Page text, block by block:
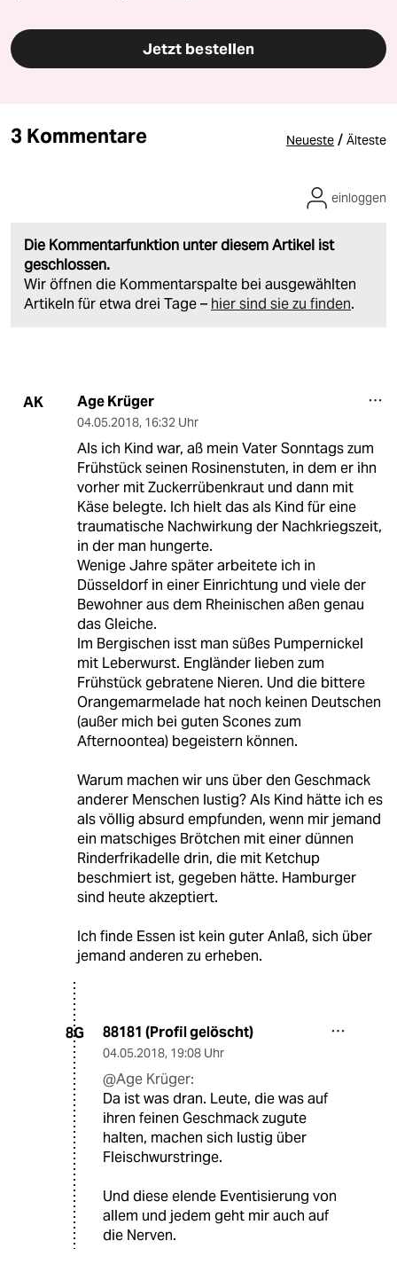
Jetzt bestellen
3 Kommentare Neueste / Älteste
Die Kommentarfunktion unter diesem Artikel ist
geschlossen.
Wir öffnen die Kommentarspalte bei ausgewählten
Artikeln für etwa drei Tage – hier sind sie zu finden.
einloggen
AK Age Krüger
04.05.2018, 16:32 Uhr
Als ich Kind war, aß mein Vater Sonntags zum
Frühstück seinen Rosinenstuten, in dem er ihn
vorher mit Zuckerrübenkraut und dann mit
Käse belegte. Ich hielt das als Kind für eine
traumatische Nachwirkung der Nachkriegszeit,
in der man hungerte.
Wenige Jahre später arbeitete ich in
Düsseldorf in einer Einrichtung und viele der
Bewohner aus dem Rheinischen aßen genau
das Gleiche.
Im Bergischen isst man süßes Pumpernickel
mit Leberwurst. Engländer lieben zum
Frühstück gebratene Nieren. Und die bittere
Orangemarmelade hat noch keinen Deutschen
(außer mich bei guten Scones zum
Afternoontea) begeistern können.
Warum machen wir uns über den Geschmack
anderer Menschen lustig? Als Kind hätte ich es
als völlig absurd empfunden, wenn mir jemand
ein matschiges Brötchen mit einer dünnen
Rinderfrikadelle drin, die mit Ketchup
beschmiert ist, gegeben hätte. Hamburger
sind heute akzeptiert.
Ich finde Essen ist kein guter Anlaß, sich über
jemand anderen zu erheben.
8G 88181 (Profil gelöscht)
04.05.2018, 19:08 Uhr
@Age Krüger:
Da ist was dran. Leute, die was auf
ihren feinen Geschmack zugute
halten, machen sich lustig über
Fleischwurstringe.
Und diese elende Eventisierung von
allem und jedem geht mir auch auf
die Nerven.